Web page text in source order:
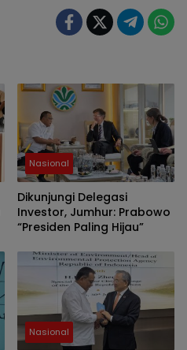
Nasional
Dikunjungi Delegasi
Investor, Jumhur: Prabowo
“Presiden Paling Hijau”
Nasional